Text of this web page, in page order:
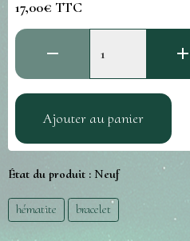
17,00€ TTC
Ajouter au panier
État du produit : Neuf
hématite bracelet